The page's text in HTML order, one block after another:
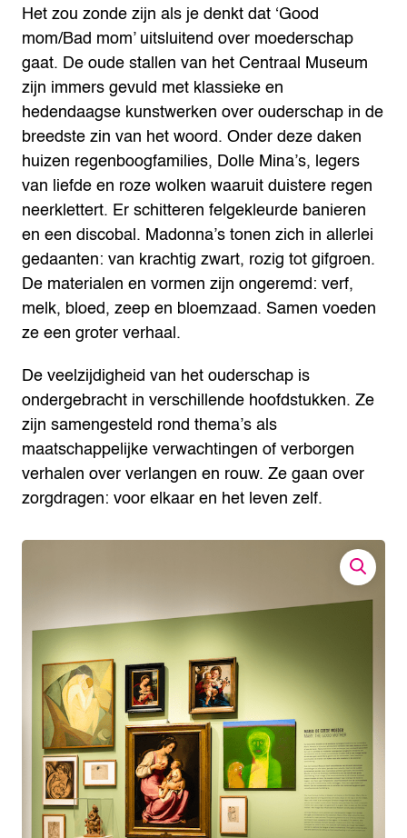
Het zou zonde zijn als je denkt dat ‘Good
mom/Bad mom’ uitsluitend over moederschap
gaat. De oude stallen van het Centraal Museum
zijn immers gevuld met klassieke en
hedendaagse kunstwerken over ouderschap in de
breedste zin van het woord. Onder deze daken
huizen regenboogfamilies, Dolle Mina’s, legers
van liefde en roze wolken waaruit duistere regen
neerklettert. Er schitteren felgekleurde banieren
en een discobal. Madonna’s tonen zich in allerlei
gedaanten: van krachtig zwart, rozig tot gifgroen.
De materialen en vormen zijn ongeremd: verf,
melk, bloed, zeep en bloemzaad. Samen voeden
ze een groter verhaal.
De veelzijdigheid van het ouderschap is
ondergebracht in verschillende hoofdstukken. Ze
zijn samengesteld rond thema’s als
maatschappelijke verwachtingen of verborgen
verhalen over verlangen en rouw. Ze gaan over
zorgdragen: voor elkaar en het leven zelf.